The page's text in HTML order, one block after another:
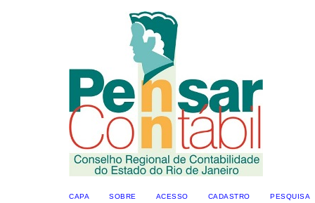
CAPA SOBRE ACESSO CADASTRO PESQUISA